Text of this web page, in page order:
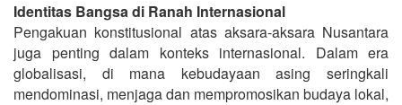
Identitas Bangsa di Ranah Internasional
Pengakuan konstitusional atas aksara-aksara Nusantara
juga penting dalam konteks internasional. Dalam era
globalisasi, di mana kebudayaan asing seringkali
mendominasi, menjaga dan mempromosikan budaya lokal,